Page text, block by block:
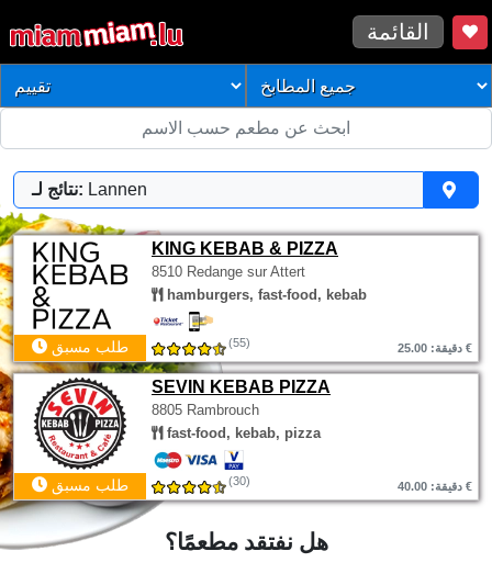
القائمة
نتائج لـ: Lannen
KING KEBAB & PIZZA
8510 Redange sur Attert
hamburgers, fast-food, kebab
طلب مسبق (55) دقيقة: 25.00 €
SEVIN KEBAB PIZZA
8805 Rambrouch
fast-food, kebab, pizza
طلب مسبق (30) دقيقة: 40.00 €
هل نفتقد مطعمًا؟